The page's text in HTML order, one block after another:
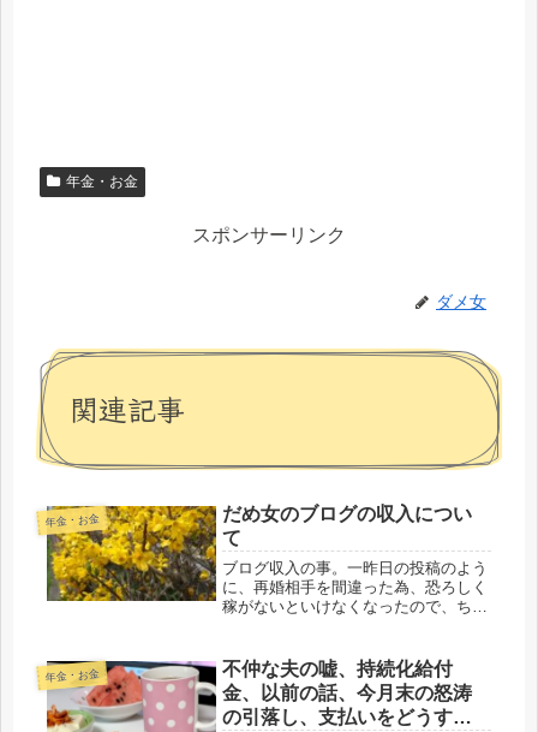
年金・お金
スポンサーリンク
ダメ女
関連記事
年金・お金
だめ女のブログの収入につい
て
ブログ収入の事。一昨日の投稿のよう
に、再婚相手を間違った為、恐ろしく
稼がないといけなくなったので、ちょ
ボイけど(*'ω'*)人生で初の起業をし
た。ところが、意外と、経費にお...
年金・お金
不仲な夫の嘘、持続化給付
金、以前の話、今月末の怒涛
の引落し、支払いをどうする